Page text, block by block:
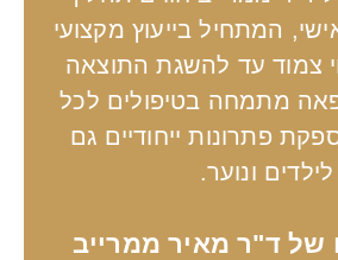
המתחיל בייעוץ מקצועי
צמוד עד להשגת התוצאה
מתמחה בטיפולים לכל
פתרונות ייחודיים גם
לילדים ונוער.
של ד"ר מאיר ממרייב